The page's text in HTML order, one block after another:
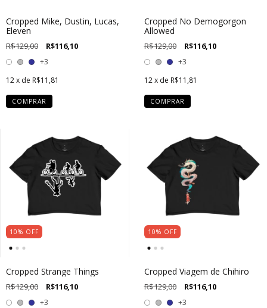
Cropped Mike, Dustin, Lucas,
Eleven
R$129,00 R$116,10
+3
12x de R$11,81
COMPRAR
Cropped No Demogorgon
Allowed
R$129,00 R$116,10
+3
12 x de R$11,81
COMPRAR
10% OFF
Cropped Strange Things
R$129,00 R$116,10
+3
10% OFF
Cropped Viagem de Chihiro
R$129,00 R$116,10
+3